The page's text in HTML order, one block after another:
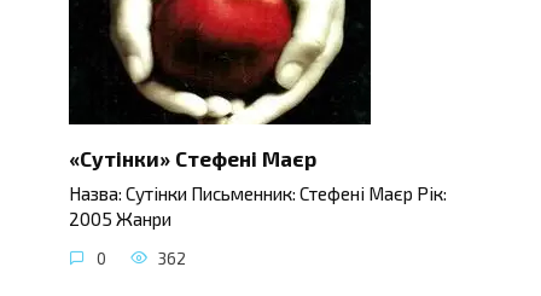
«Сутінки» Стефені Маєр
Назва: Сутінки Письменник: Стефені Маєр Рік:
2005 Жанри
0 362